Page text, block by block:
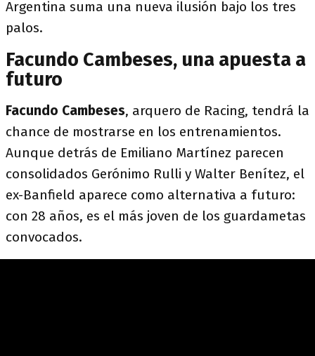
Argentina suma una nueva ilusión bajo los tres
palos.
Facundo Cambeses, una apuesta a
futuro
Facundo Cambeses, arquero de Racing, tendrá la
chance de mostrarse en los entrenamientos.
Aunque detrás de Emiliano Martínez parecen
consolidados Gerónimo Rulli y Walter Benítez, el
ex-Banfield aparece como alternativa a futuro:
con 28 años, es el más joven de los guardametas
convocados.